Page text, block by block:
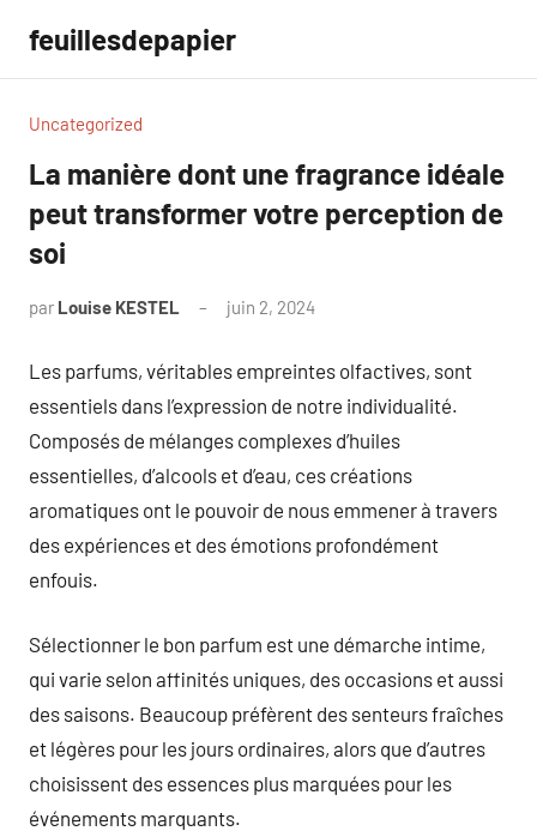
contenu
feuillesdepapier
Uncategorized
La manière dont une fragrance idéale
peut transformer votre perception de
soi
par Louise KESTEL juin 2, 2024
Les parfums, véritables empreintes olfactives, sont
essentiels dans l’expression de notre individualité.
Composés de mélanges complexes d’huiles
essentielles, d’alcools et d’eau, ces créations
aromatiques ont le pouvoir de nous emmener à travers
des expériences et des émotions profondément
enfouis.
Sélectionner le bon parfum est une démarche intime,
qui varie selon affinités uniques, des occasions et aussi
des saisons. Beaucoup préfèrent des senteurs fraîches
et légères pour les jours ordinaires, alors que d’autres
choisissent des essences plus marquées pour les
événements marquants.